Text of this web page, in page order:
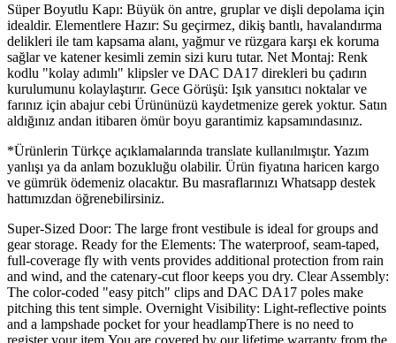
Süper Boyutlu Kapı: Büyük ön antre, gruplar ve dişli depolama için
idealdir. Elementlere Hazır: Su geçirmez, dikiş bantlı, havalandırma
delikleri ile tam kapsama alanı, yağmur ve rüzgara karşı ek koruma
sağlar ve katener kesimli zemin sizi kuru tutar. Net Montaj: Renk
kodlu "kolay adımlı" klipsler ve DAC DA17 direkleri bu çadırın
kurulumunu kolaylaştırır. Gece Görüşü: Işık yansıtıcı noktalar ve
farınız için abajur cebi Ürününüzü kaydetmenize gerek yoktur. Satın
aldığınız andan itibaren ömür boyu garantimiz kapsamındasınız.
*Ürünlerin Türkçe açıklamalarında translate kullanılmıştır. Yazım
yanlışı ya da anlam bozukluğu olabilir. Ürün fiyatına haricen kargo
ve gümrük ödemeniz olacaktır. Bu masraflarınızı Whatsapp destek
hattımızdan öğrenebilirsiniz.
Super-Sized Door: The large front vestibule is ideal for groups and
gear storage. Ready for the Elements: The waterproof, seam-taped,
full-coverage fly with vents provides additional protection from rain
and wind, and the catenary-cut floor keeps you dry. Clear Assembly:
The color-coded "easy pitch" clips and DAC DA17 poles make
pitching this tent simple. Overnight Visibility: Light-reflective points
and a lampshade pocket for your headlampThere is no need to
register your item.You are covered by our lifetime warranty from the